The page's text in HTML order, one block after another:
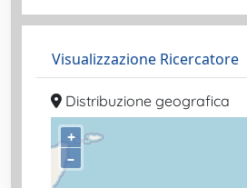
Visualizzazione Ricercatore
Distribuzione geografica
+
–